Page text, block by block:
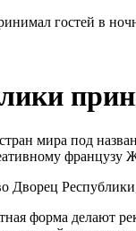
гостей в
мира под
Дворец
форма делают